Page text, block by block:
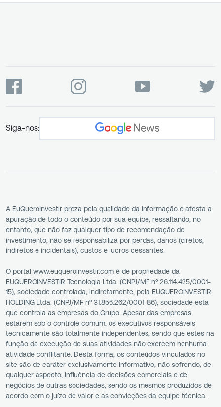
Siga-nos:
A EuQueroInvestir preza pela qualidade da informação e atesta a
apuração de todo o conteúdo por sua equipe, ressaltando, no
entanto, que não faz qualquer tipo de recomendação de
investimento, não se responsabiliza por perdas, danos (diretos,
indiretos e incidentais), custos e lucros cessantes.
O portal www.euqueroinvestir.com é de propriedade da
EUQUEROINVESTIR Tecnologia Ltda. (CNPJ/MF nº 26.114.425/0001-
15), sociedade controlada, indiretamente, pela EUQUEROINVESTIR
HOLDING Ltda. (CNPJ/MF nº 31.856.262/0001-86), sociedade esta
que controla as empresas do Grupo. Apesar das empresas
estarem sob o controle comum, os executivos responsáveis
tecnicamente são totalmente independentes, sendo que estes na
função da execução de suas atividades não exercem nenhuma
atividade conflitante. Desta forma, os conteúdos vinculados no
site são de caráter exclusivamente informativo, não sofrendo, de
qualquer aspecto, influência de decisões comerciais e de
negócios de outras sociedades, sendo os mesmos produzidos de
acordo com o juízo de valor e as convicções da equipe técnica.